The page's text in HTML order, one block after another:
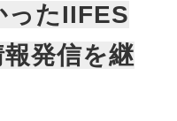
ったIIFES
発信を継